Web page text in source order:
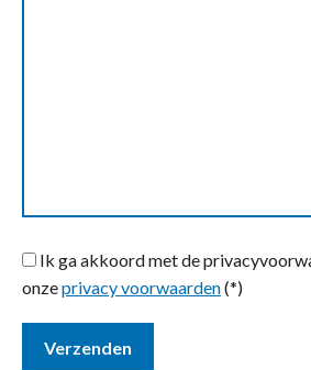
Ik ga akkoord met de
onzeprivacy voorwaarden(*)